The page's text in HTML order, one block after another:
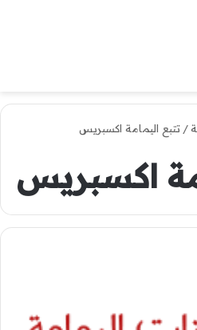
/ تتبع اليمامة اكسبريس
اكسبريس